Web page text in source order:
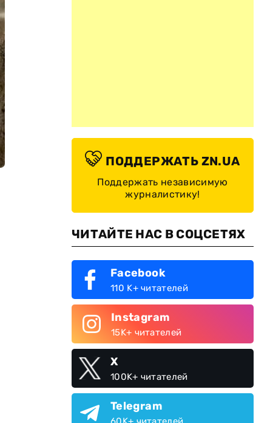
ПОДДЕРЖАТЬ ZN.UA
Поддержать независимую
журналистику!
ЧИТАЙТЕ НАС В СОЦСЕТЯХ
Facebook
110 K+ читателей
Instagram
15K+ читателей
X
100K+ читателей
Telegram